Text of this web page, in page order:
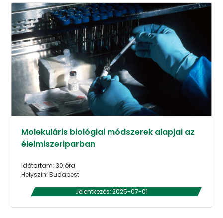
Molekuláris biológiai módszerek alapjai az
élelmiszeriparban
Időtartam: 30 óra
Helyszín: Budapest
Jelentkezés: 2025-07-01